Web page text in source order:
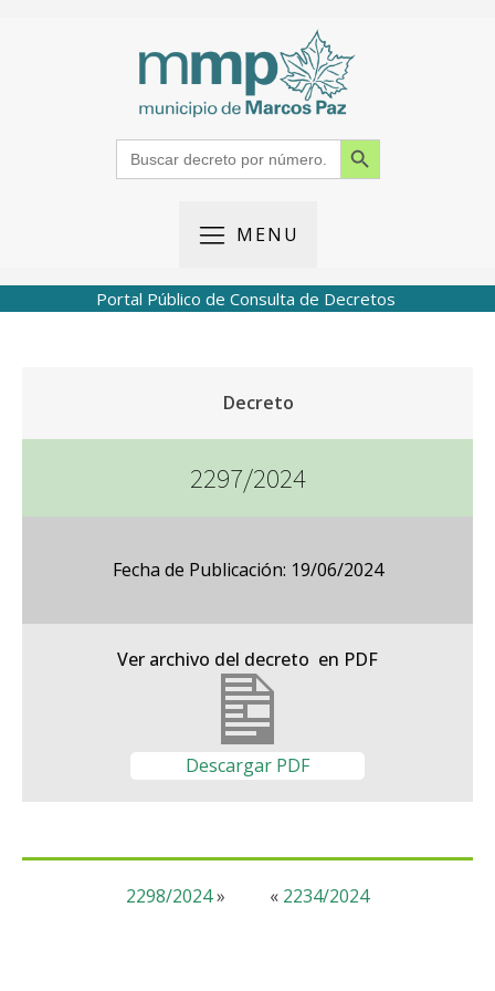
Search
for:
Search Button
MENU
Portal Público de Consulta de Decretos
Decreto
2297/2024
Fecha de Publicación: 19/06/2024
Ver archivo del decreto en PDF
Descargar PDF
« 2234/2024
2298/2024»